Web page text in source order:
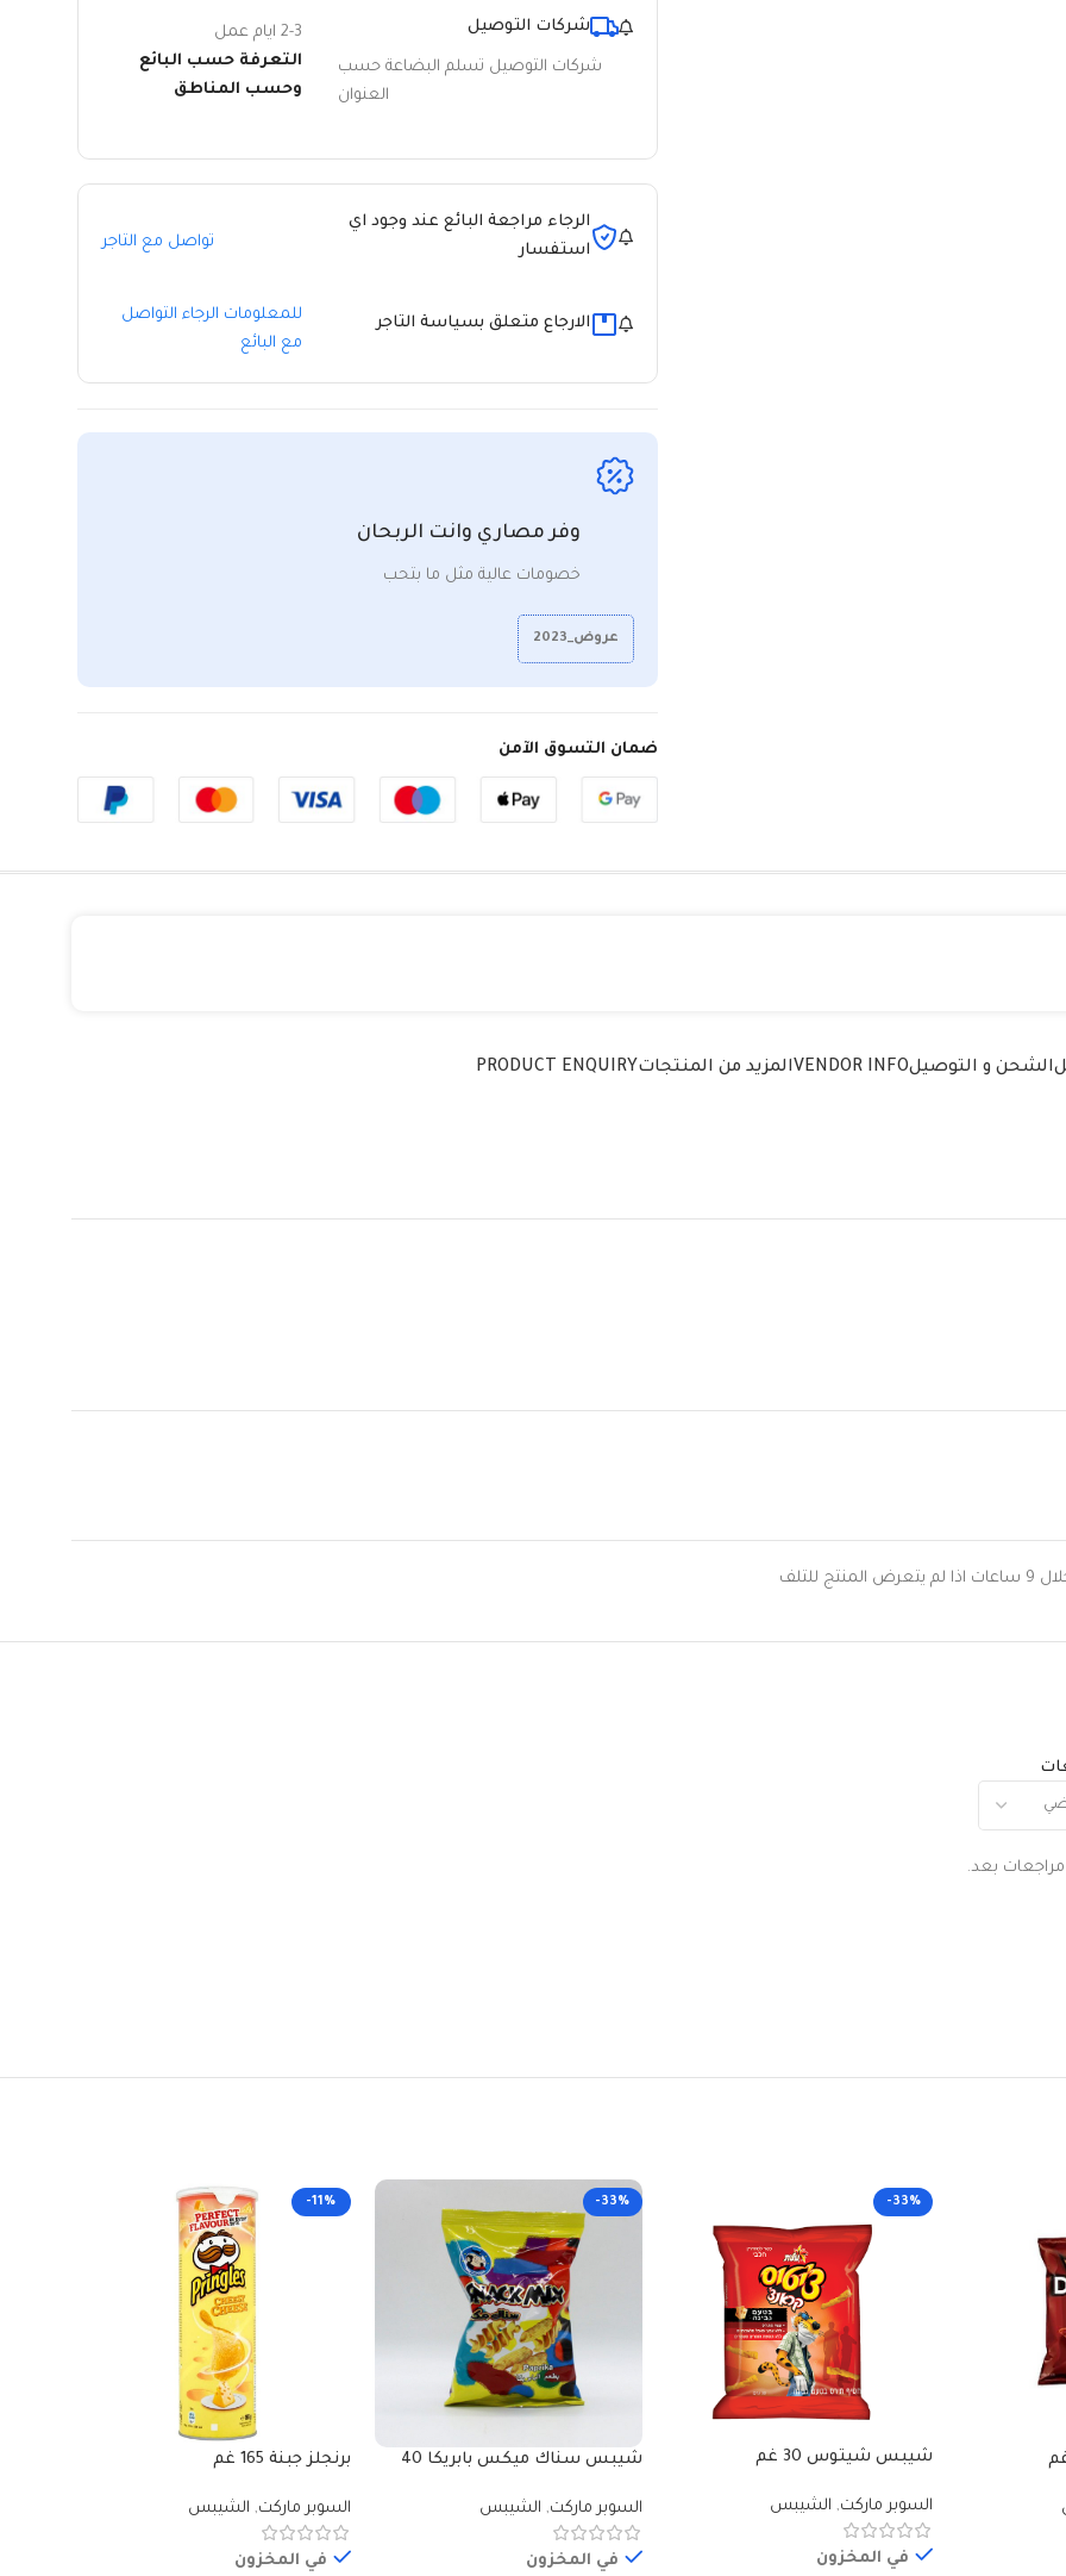
شركات التوصيل
شركات التوصيل تسلم البضاعة حسب
العنوان
2-3 ايام عمل
التعرفة حسب البائع
وحسب المناطق
الرجاء مراجعة البائع عند وجود اي
استفسار
تواصل مع التاجر
الارجاع متعلق بسياسة التاجر
للمعلومات الرجاء التواصل
مع البائع
وفر مصاري وانت الربحان
خصومات عالية مثل ما بتحب
عروض_2023
ضمان التسوق الآمن
الشحن و التوصيلVENDOR INFOالمزيد من المنتجاتPRODUCT ENQUIRY
مراجعات بعد.
-33%
شيبس شيتوس 30 غم
السوبر ماركت, الشيبس
في المخزون
-33%
شيبس سناك ميكس بابريكا 40
السوبر ماركت, الشيبس
في المخزون
-11%
برنجلز جبنة 165 غم
السوبر ماركت, الشيبس
في المخزون